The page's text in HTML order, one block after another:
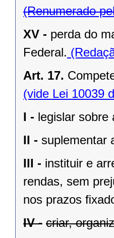
(Renumerado
XV - perda do
Federal.
Art. 17.
(vide Lei 10039
I - legislar sobre
II - suplementar
III - instituir e
rendas, sem
nos prazos
IV - criar,